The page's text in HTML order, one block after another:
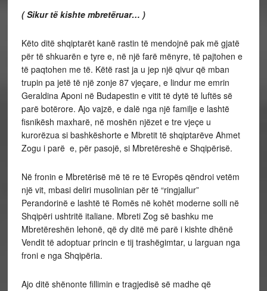
( Sikur të kishte mbretëruar… )
Këto ditë shqiptarët kanë rastin të mendojnë pak më gjatë
për të shkuarën e tyre e, në një farë mënyre, të pajtohen e
të paqtohen me të. Këtë rast ja u jep një qivur që mban
trupin pa jetë të një zonje 87 vjeçare, e lindur me emrin
Geraldina Aponi në Budapestin e vitit të dytë të luftës së
parë botërore. Ajo vajzë, e dalë nga një familje e lashtë
fisnikësh maxharë, në moshën njëzet e tre vjeçe u
kurorëzua si bashkëshorte e Mbretit të shqiptarëve Ahmet
Zogu i parë e, për pasojë, si Mbretëreshë e Shqipërisë.
Në fronin e Mbretërisë më të re të Evropës qëndroi vetëm
një vit, mbasi deliri musolinian për të “ringjallur”
Perandorinë e lashtë të Romës në kohët moderne solli në
Shqipëri ushtritë italiane. Mbreti Zog së bashku me
Mbretëreshën lehonë, që dy ditë më parë i kishte dhënë
Vendit të adoptuar princin e tij trashëgimtar, u larguan nga
froni e nga Shqipëria.
Ajo ditë shënonte fillimin e tragjedisë së madhe që